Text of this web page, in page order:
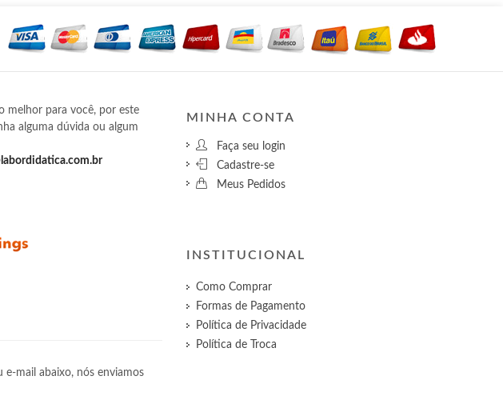
melhor para você, por este
alguma dúvida ou algum
e-mail abaixo, nós enviamos
MINHA CONTA
Faça seu login
Cadastre-se
Meus Pedidos
INSTITUCIONAL
Como Comprar
Formas de Pagamento
Política de Privacidade
Política de Troca